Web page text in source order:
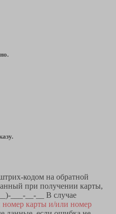
кодом на обратной
при получении карты,
___-__-__ В случае
карты и/или номер